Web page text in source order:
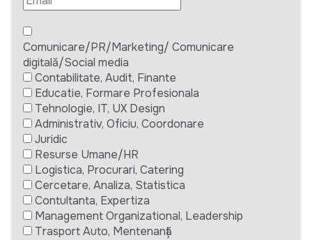
Comunicare/PR/Marketing/ Comunicare
digitală/Social media
Contabilitate, Audit, Finante
Educatie, Formare Profesionala
Tehnologie, IT, UX Design
Administrativ, Oficiu, Coordonare
Juridic
Resurse Umane/HR
Logistica, Procurari, Catering
Cercetare, Analiza, Statistica
Contultanta, Expertiza
Management Organizational, Leadership
Trasport Auto, Mentenanță